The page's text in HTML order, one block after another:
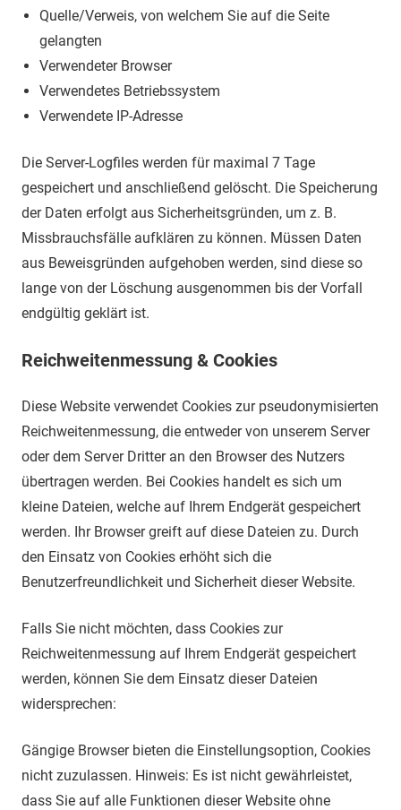
Quelle/Verweis, von welchem Sie auf die Seite
gelangten
Verwendeter Browser
Verwendetes Betriebssystem
Verwendete IP-Adresse
Die Server-Logfiles werden für maximal 7 Tage
gespeichert und anschließend gelöscht. Die Speicherung
der Daten erfolgt aus Sicherheitsgründen, um z. B.
Missbrauchsfälle aufklären zu können. Müssen Daten
aus Beweisgründen aufgehoben werden, sind diese so
lange von der Löschung ausgenommen bis der Vorfall
endgültig geklärt ist.
Reichweitenmessung & Cookies
Diese Website verwendet Cookies zur pseudonymisierten
Reichweitenmessung, die entweder von unserem Server
oder dem Server Dritter an den Browser des Nutzers
übertragen werden. Bei Cookies handelt es sich um
kleine Dateien, welche auf Ihrem Endgerät gespeichert
werden. Ihr Browser greift auf diese Dateien zu. Durch
den Einsatz von Cookies erhöht sich die
Benutzerfreundlichkeit und Sicherheit dieser Website.
Falls Sie nicht möchten, dass Cookies zur
Reichweitenmessung auf Ihrem Endgerät gespeichert
werden, können Sie dem Einsatz dieser Dateien
widersprechen:
Gängige Browser bieten die Einstellungsoption, Cookies
nicht zuzulassen. Hinweis: Es ist nicht gewährleistet,
dass Sie auf alle Funktionen dieser Website ohne